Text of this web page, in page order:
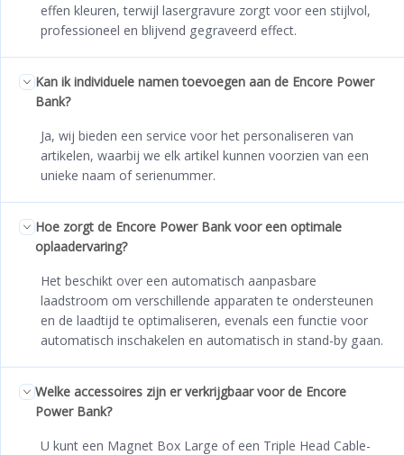
effen kleuren, terwijl lasergravure zorgt voor een stijlvol,
professioneel en blijvend gegraveerd effect.
Kan ik individuele namen toevoegen aan de Encore Power
Bank?
Ja, wij bieden een service voor het personaliseren van
artikelen, waarbij we elk artikel kunnen voorzien van een
unieke naam of serienummer.
Hoe zorgt de Encore Power Bank voor een optimale
oplaadervaring?
Het beschikt over een automatisch aanpasbare
laadstroom om verschillende apparaten te ondersteunen
en de laadtijd te optimaliseren, evenals een functie voor
automatisch inschakelen en automatisch in stand-by gaan.
Welke accessoires zijn er verkrijgbaar voor de Encore
Power Bank?
U kunt een Magnet Box Large of een Triple Head Cable-